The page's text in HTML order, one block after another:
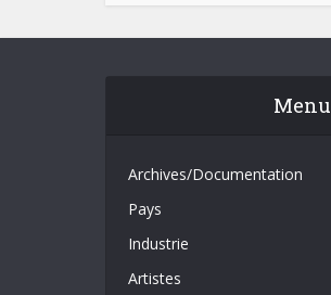
Menu
Archives/Documentation
Pays
Industrie
Artistes